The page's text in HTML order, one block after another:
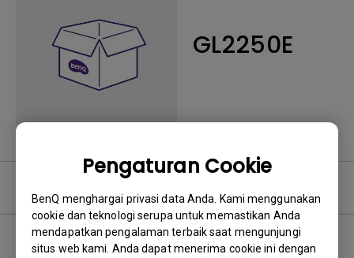
Pengaturan Cookie
BenQ menghargai privasi data Anda. Kami menggunakan
cookie dan teknologi serupa untuk memastikan Anda
mendapatkan pengalaman terbaik saat mengunjungi
situs web kami. Anda dapat menerima cookie ini dengan
GL2250E
0 hasil Terbaru